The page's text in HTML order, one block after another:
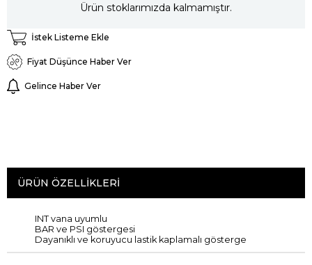
Ürün stoklarımızda kalmamıştır.
İstek Listeme Ekle
Fiyat Düşünce Haber Ver
Gelince Haber Ver
ÜRÜN ÖZELLIKLERI
INT vana uyumlu
BAR ve PSI göstergesi
Dayanıklı ve koruyucu lastik kaplamalı gösterge